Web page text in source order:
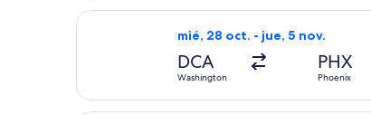
mié, 28 oct. - jue, 5 nov.
DCA
Washington
PHX
Phoenix
Seleccionar vuelo de